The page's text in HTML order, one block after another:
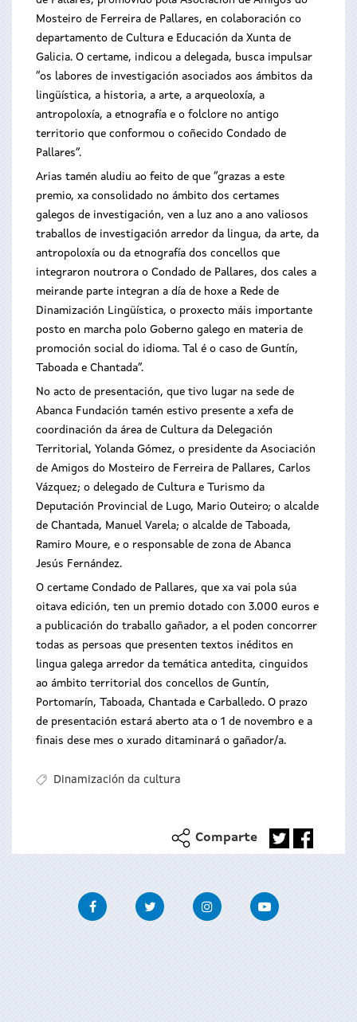
Mosteiro de Ferreira de Pallares, en colaboración co
departamento de Cultura e Educación da Xunta de
Galicia. O certame, indicou a delegada, busca impulsar
“os labores de investigación asociados aos ámbitos da
lingüística, a historia, a arte, a arqueoloxía, a
antropoloxía, a etnografía e o folclore no antigo
territorio que conformou o coñecido Condado de
Pallares”.
Arias tamén aludiu ao feito de que “grazas a este
premio, xa consolidado no ámbito dos certames
galegos de investigación, ven a luz ano a ano valiosos
traballos de investigación arredor da lingua, da arte, da
antropoloxía ou da etnografía dos concellos que
integraron noutrora o Condado de Pallares, dos cales a
meirande parte integran a día de hoxe a Rede de
Dinamización Lingüística, o proxecto máis importante
posto en marcha polo Goberno galego en materia de
promoción social do idioma. Tal é o caso de Guntín,
Taboada e Chantada”.
No acto de presentación, que tivo lugar na sede de
Abanca Fundación tamén estivo presente a xefa de
coordinación da área de Cultura da Delegación
Territorial, Yolanda Gómez, o presidente da Asociación
de Amigos do Mosteiro de Ferreira de Pallares, Carlos
Vázquez; o delegado de Cultura e Turismo da
Deputación Provincial de Lugo, Mario Outeiro; o alcalde
de Chantada, Manuel Varela; o alcalde de Taboada,
Ramiro Moure, e o responsable de zona de Abanca
Jesús Fernández.
O certame Condado de Pallares, que xa vai pola súa
oitava edición, ten un premio dotado con 3.000 euros e
a publicación do traballo gañador, a el poden concorrer
todas as persoas que presenten textos inéditos en
lingua galega arredor da temática antedita, cinguidos
ao ámbito territorial dos concellos de Guntín,
Portomarín, Taboada, Chantada e Carballedo. O prazo
de presentación estará aberto ata o 1 de novembro e a
finais dese mes o xurado ditaminará o gañador/a.
Dinamización da cultura
Comparte
FacebookTwitter InstagramYoutube